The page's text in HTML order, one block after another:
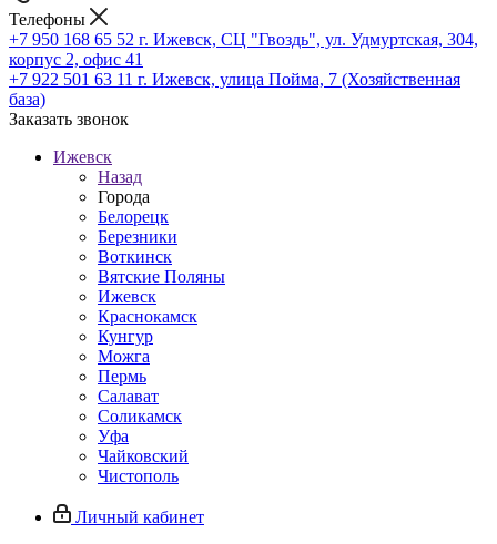
Телефоны
+7 950 168 65 52 г. Ижевск, СЦ "Гвоздь", ул. Удмуртская, 304,
корпус 2, офис 41
+7 922 501 63 11 г. Ижевск, улица Пойма, 7 (Хозяйственная
база)
Заказать звонок
Ижевск
Назад
Города
Белорецк
Березники
Воткинск
Вятские Поляны
Ижевск
Краснокамск
Кунгур
Можга
Пермь
Салават
Соликамск
Уфа
Чайковский
Чистополь
Личный кабинет